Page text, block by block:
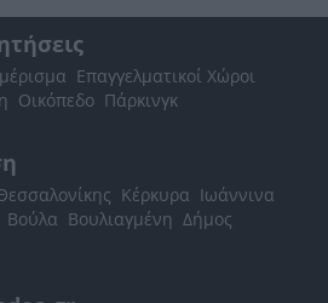
Επαγγελματικοί Χώροι
Οικόπεδο Πάρκινγκ
Κέρκυρα Ιωάννινα
Βούλα Βουλιαγμένη Δήμος